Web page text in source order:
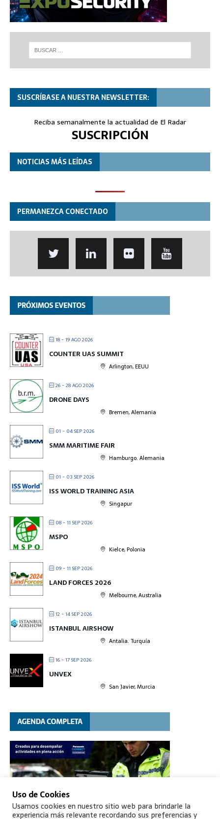
SUSCRÍBASE A NUESTRA NEWSLETTER:
Reciba semanalmente la actualidad de El Radar
SUSCRIPCIÓN
NOTICIAS MÁS LEÍDAS
PERMANEZCA CONECTADO
18 - 19 AGO 2026
COUNTER UAS SUMMIT
Arlington, EEUU
26 - 28 AGO 2026
DRONE DAYS
Bremen, Alemania
01 - 04 SEP 2026
SMM MARITIME FAIR
Hamburgo. Alemania
01 - 03 SEP 2026
ISS WORLD TRAINING ASIA
Singapur
08 - 11 SEP 2026
MSPO
Kielce, Polonia
09 - 11 SEP 2026
LAND FORCES 2026
Melbourne, Australia
12 - 14 SEP 2026
ISTANBUL AIRSHOW
Antalia. Turquía
16 - 17 SEP 2026
UNVEX
San Javier, Murcia
Uso de Cookies
Usamos cookies en nuestro sitio web para brindarle la
experiencia más relevante recordando sus preferencias y